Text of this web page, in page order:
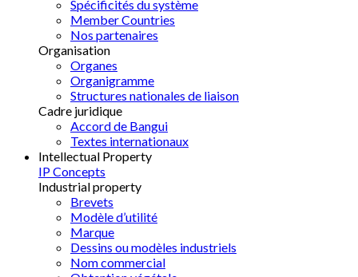
Spécificités du système
Member Countries
Nos partenaires
Organisation
Organes
Organigramme
Structures nationales de liaison
Cadre juridique
Accord de Bangui
Textes internationaux
Intellectual Property
IP Concepts
Industrial property
Brevets
Modèle d’utilité
Marque
Dessins ou modèles industriels
Nom commercial